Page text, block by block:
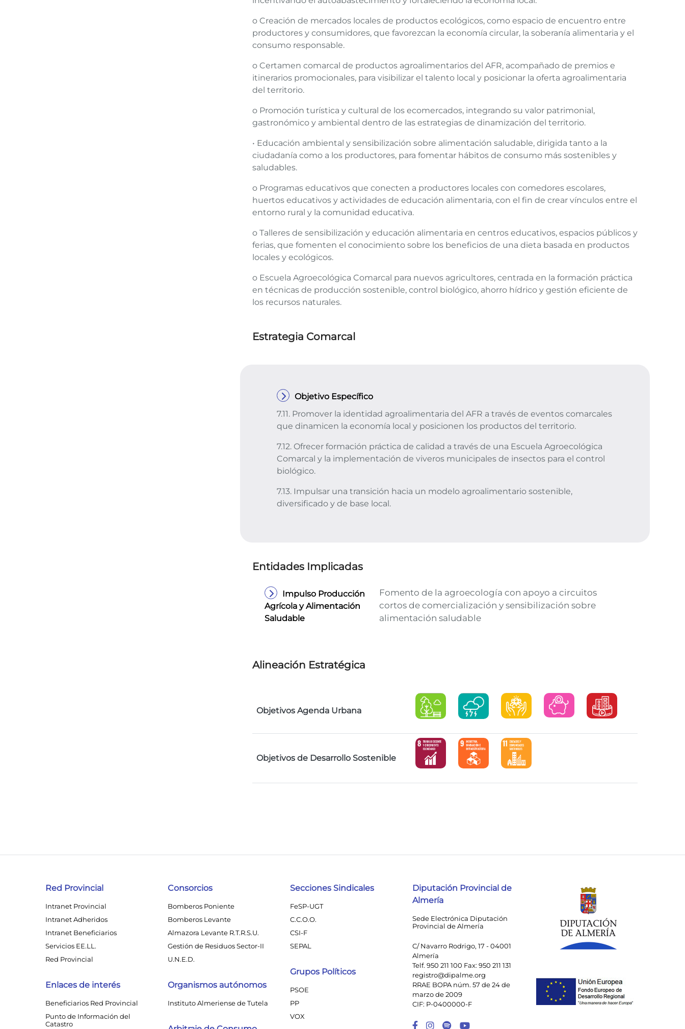
o Creación de mercados locales de productos ecológicos, como espacio de encuentro entre
productores y consumidores, que favorezcan la economía circular, la soberanía alimentaria y el
consumo responsable.
o Certamen comarcal de productos agroalimentarios del AFR, acompañado de premios e
itinerarios promocionales, para visibilizar el talento local y posicionar la oferta agroalimentaria
del territorio.
o Promoción turística y cultural de los ecomercados, integrando su valor patrimonial,
gastronómico y ambiental dentro de las estrategias de dinamización del territorio.
• Educación ambiental y sensibilización sobre alimentación saludable, dirigida tanto a la
ciudadanía como a los productores, para fomentar hábitos de consumo más sostenibles y
saludables.
o Programas educativos que conecten a productores locales con comedores escolares,
huertos educativos y actividades de educación alimentaria, con el fin de crear vínculos entre el
entorno rural y la comunidad educativa.
o Talleres de sensibilización y educación alimentaria en centros educativos, espacios públicos y
ferias, que fomenten el conocimiento sobre los beneficios de una dieta basada en productos
locales y ecológicos.
o Escuela Agroecológica Comarcal para nuevos agricultores, centrada en la formación práctica
en técnicas de producción sostenible, control biológico, ahorro hídrico y gestión eficiente de
los recursos naturales.
Estrategia Comarcal
Objetivo Específico
7.11. Promover la identidad agroalimentaria del AFR a través de eventos comarcales
que dinamicen la economía local y posicionen los productos del territorio.
7.12. Ofrecer formación práctica de calidad a través de una Escuela Agroecológica
Comarcal y la implementación de viveros municipales de insectos para el control
biológico.
7.13. Impulsar una transición hacia un modelo agroalimentario sostenible,
diversificado y de base local.
Entidades Implicadas
Impulso Producción
Agrícola y Alimentación
Saludable
Fomento de la agroecología con apoyo a circuitos
cortos de comercialización y sensibilización sobre
alimentación saludable
Alineación Estratégica
Objetivos Agenda Urbana
Objetivos de Desarrollo Sostenible
Red Provincial
Intranet Provincial
Intranet Adheridos
Intranet Beneficiarios
Servicios EE.LL.
Red Provincial
Enlaces de interés
Beneficiarios Red Provincial
Punto de Información del
Catastro
Consorcios
Bomberos Poniente
Bomberos Levante
Almazora Levante R.T.R.S.U.
Gestión de Residuos Sector-II
U.N.E.D.
Organismos autónomos
Instituto Almeriense de Tutela
Secciones Sindicales
FeSP-UGT
C.C.O.O.
CSI-F
SEPAL
Grupos Políticos
PSOE
PP
VOX
Diputación Provincial de
Almería
Sede Electrónica Diputación
Provincial de Almería
C/ Navarro Rodrigo, 17 - 04001
Almería
Telf. 950 211 100 Fax: 950 211 131
registro@dipalme.org
RRAE BOPA núm. 57 de 24 de
marzo de 2009
CIF: P-0400000-F
Enlace a Facebook
Enlace a Instagram
Enlace a Spotify Playlist
Enlace a Youtube Channel